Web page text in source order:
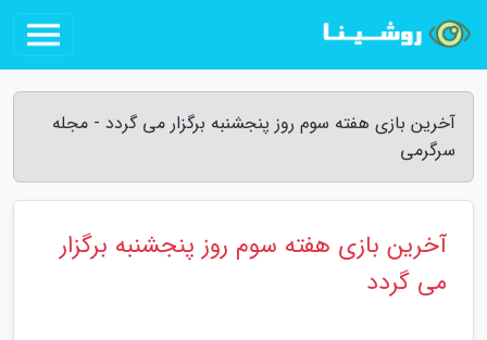
آخرین بازی هفته سوم روز پنجشنبه برگزار می گردد - مجله
سرگرمی
آخرین بازی هفته سوم روز پنجشنبه برگزار
می گردد